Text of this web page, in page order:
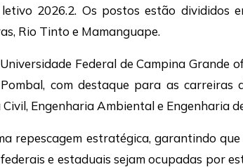
2026.2. Os postos estão divididos
Rio Tinto e Mamanguape.
Federal de Campina Grande
com destaque para as carreiras
Engenharia Ambiental e Engenharia
repescagem estratégica, garantindo
e estaduais sejam ocupadas por